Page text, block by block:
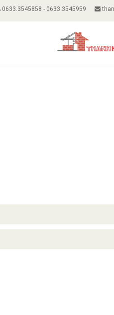
0633.3545858 - 0633.3545959